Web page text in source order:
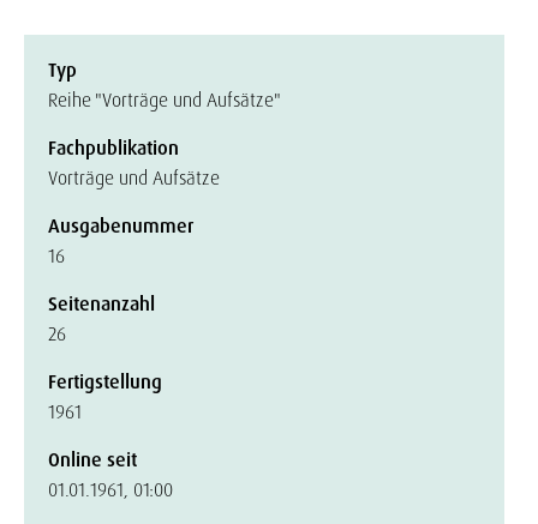
Typ
Reihe "Vorträge und Aufsätze"
Fachpublikation
Vorträge und Aufsätze
Ausgabenummer
16
Seitenanzahl
26
Fertigstellung
1961
Online seit
01.01.1961, 01:00